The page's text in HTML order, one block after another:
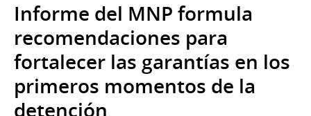
Informe del MNP formula
recomendaciones para
fortalecer las garantías en los
primeros momentos de la
detención